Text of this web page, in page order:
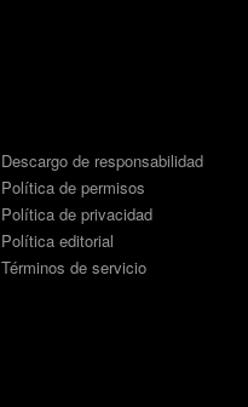
Descargo de responsabilidad
Política de permisos
Política de privacidad
Política editorial
Términos de servicio